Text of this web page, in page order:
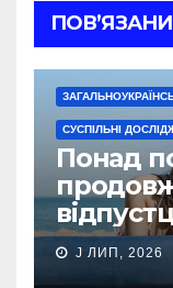
СУСПІЛЬНІ
Понад
J ЛИП, 2026